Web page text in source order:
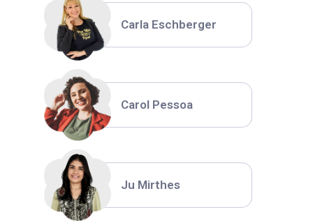
Carla Eschberger
Carol Pessoa
Ju Mirthes